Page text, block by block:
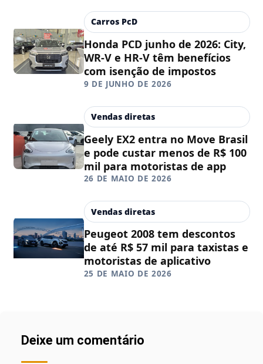
Carros PcD
Honda PCD junho de 2026: City,
WR-V e HR-V têm benefícios
com isenção de impostos
9 DE JUNHO DE 2026
Vendas diretas
Geely EX2 entra no Move Brasil
e pode custar menos de R$ 100
mil para motoristas de app
26 DE MAIO DE 2026
Vendas diretas
Peugeot 2008 tem descontos
de até R$ 57 mil para taxistas e
motoristas de aplicativo
25 DE MAIO DE 2026
Deixe um comentário